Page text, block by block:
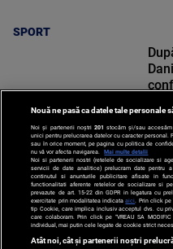
SPORT
SPORT
Nouă ne pasă ca datele tale personale
Noi și partenerii noștri 201 stocăm și/sau
unici pentru prelucrarea datelor cu caracter
sau în orice moment, pe pagina cu politica de
nu vă vor afecta navigarea.
Mai multe detalii
Noi si partenerii nostri (retelele de socializare si
servicii de date analitice) prelucram date pentru
continutul si anunturile publicitare afisate in
functionalitati aferente retelelor de socializare si
prevazute de art. 15-22 din GDPR in legatura cu
exercitate prin modalitatea indicataaici . Prin click
tip Cookie, care implica inclusiv acceptul dvs. cu
care colaboram. Prin click pe “VREAU SA
individual, mai putin cele legate de cookie strict
Atât noi, cât și partenerii noștri